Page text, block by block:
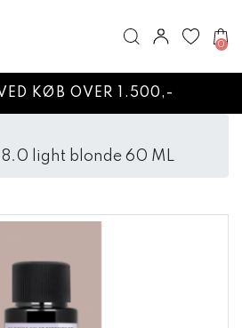
0
KØB OVER 1.500,-
8.0 light blonde 60 ML